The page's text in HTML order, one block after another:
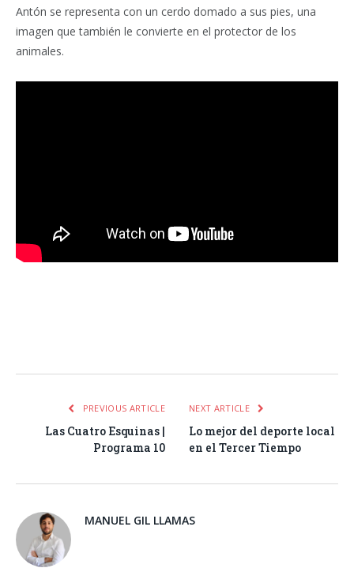
Antón se representa con un cerdo domado a sus pies, una
imagen que también le convierte en el protector de los
animales.
PREVIOUS ARTICLE
Las Cuatro Esquinas |
Programa 10
NEXT ARTICLE
Lo mejor del deporte local
en el Tercer Tiempo
MANUEL GIL LLAMAS